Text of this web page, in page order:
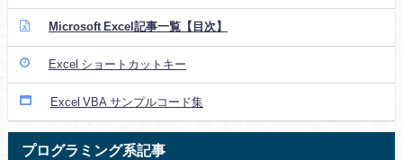
Microsoft Excel記事一覧【目次】
Excel ショートカットキー
Excel VBA サンプルコード集
プログラミング系記事